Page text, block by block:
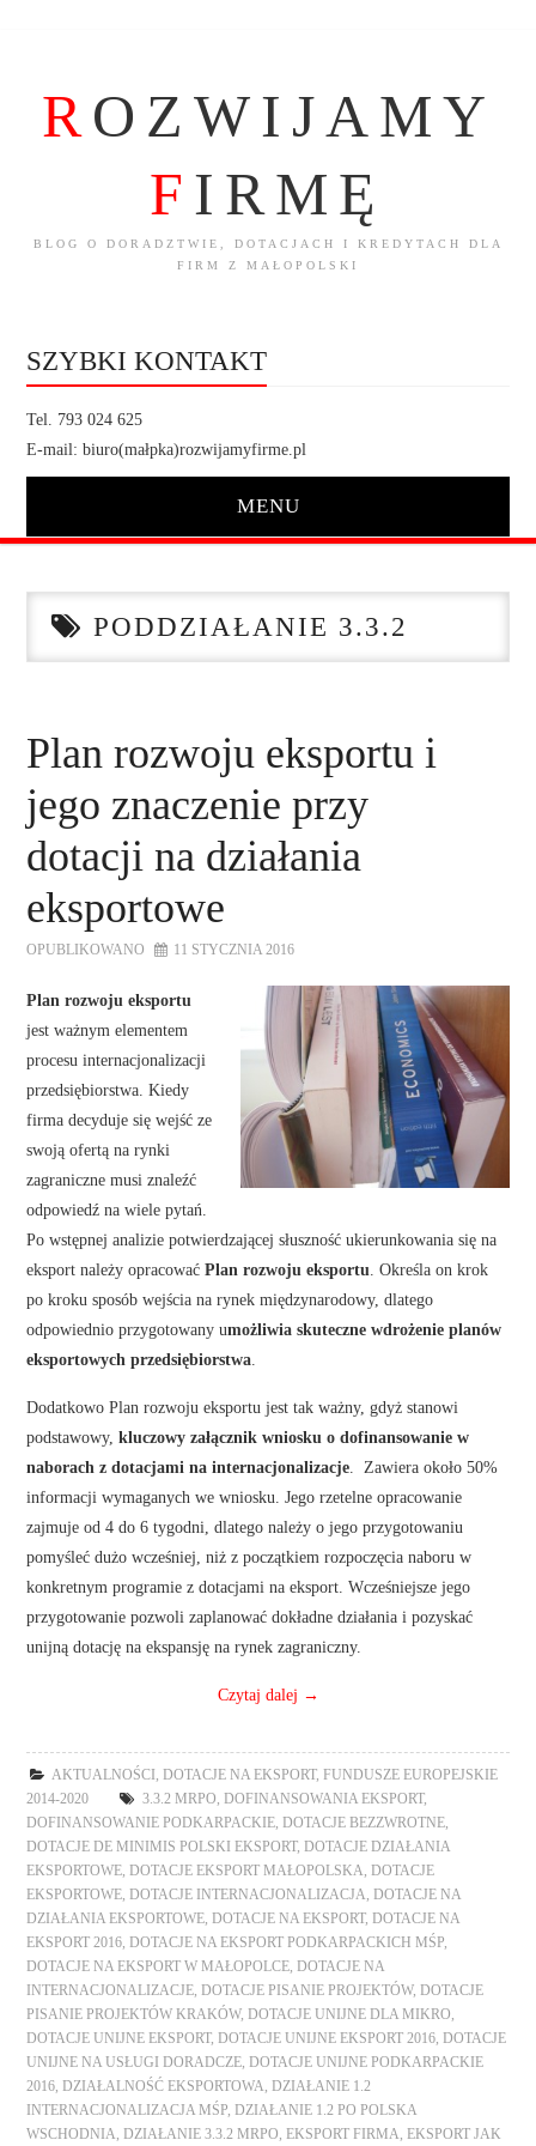
ROZWIJAMY
F IRMĘ
BLOG O DORADZTWIE, DOTACJACH I KREDYTACH DLA
FIRM Z MAŁOPOLSKI
SZYBKI KONTAKT
Tel. 793 024 625
E-mail: biuro(małpka)rozwijamyfirme.pl
MENU
O NAS
SZKOLENIA
KONTAKT
PODDZIAŁANIE 3.3.2
Plan rozwoju eksportu i
jego znaczenie przy
dotacji na działania
eksportowe
OPUBLIKOWANO 11 STYCZNIA 2016
Plan rozwoju eksportu
jest ważnym elementem
procesu internacjonalizacji
przedsiębiorstwa. Kiedy
firma decyduje się wejść ze
swoją ofertą na rynki
zagraniczne musi znaleźć
odpowiedź na wiele pytań.
Po wstępnej analizie potwierdzającej słuszność ukierunkowania się na
eksport należy opracowaćPlan rozwoju eksportu . Określa on krok
po kroku sposób wejścia na rynek międzynarodowy, dlatego
odpowiednio przygotowany umożliwia skuteczne wdrożenie planów
eksportowych przedsiębiorstwa
Dodatkowo Plan rozwoju eksportu jest tak ważny, gdyż stanowi
podstawowy,kluczowy załącznik wniosku o dofinansowanie w
naborach z dotacjami na internacjonalizacje . Zawiera około 50%
informacji wymaganych we wniosku. Jego rzetelne opracowanie
zajmuje od 4 do 6 tygodni, dlatego należy o jego przygotowaniu
pomyśleć dużo wcześniej, niż z początkiem rozpoczęcia naboru w
konkretnym programie z dotacjami na eksport. Wcześniejsze jego
przygotowanie pozwoli zaplanować dokładne działania i pozyskać
unijną dotację na ekspansję na rynek zagraniczny.
Czytaj dalej →
AKTUALNOŚCI ,DOTACJE NA EKSPORT,FUNDUSZE EUROPEJSKIE
2014-2020
3.3.2 MRPO ,DOFINANSOWANIA EKSPORT,
DOFINANSOWANIE PODKARPACKIE ,DOTACJE BEZZWROTNE
DOTACJE DE MINIMIS POLSKI EKSPORT,DOTACJE DZIAŁANIA
EKSPORTOWE ,DOTACJE EKSPORT MAŁOPOLSKA ,DOTACJE
EKSPORTOWE ,DOTACJE INTERNACJONALIZACJA ,DOTACJE NA
DZIAŁANIA EKSPORTOWE ,DOTACJE NA EKSPORT,DOTACJE NA
EKSPORT 2016 ,DOTACJE NA EKSPORT PODKARPACKICH MŚP
DOTACJE NA EKSPORT W MAŁOPOLCE ,DOTACJE NA
INTERNACJONALIZACJE ,DOTACJE PISANIE PROJEKTÓW,DOTACJE
PISANIE PROJEKTÓW KRAKÓW,DOTACJE UNIJNE DLA MIKRO
DOTACJE UNIJNE EKSPORT,DOTACJE UNIJNE EKSPORT 2016 ,DOTACJE
UNIJNE NA USŁUGI DORADCZE ,DOTACJE UNIJNE PODKARPACKIE
2016 ,DZIAŁALNOŚĆ EKSPORTOWA ,DZIAŁANIE 1.2
INTERNACJONALIZACJA MŚP ,DZIAŁANIE 1.2 PO POLSKA
WSCHODNIA ,DZIAŁANIE 3.3.2 MRPO ,EKSPORT FIRMA ,EKSPORT JAK